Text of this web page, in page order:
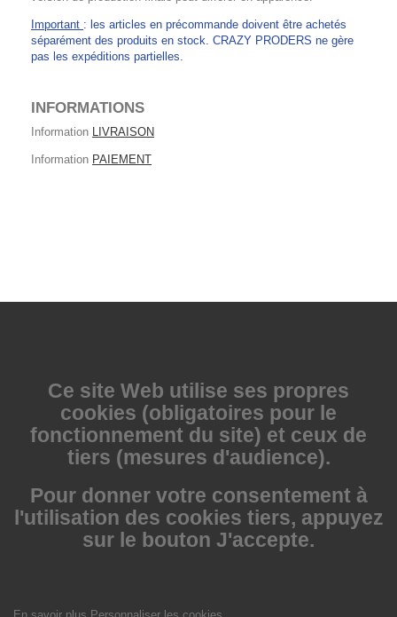
Important : les articles en précommande doivent être achetés
séparément des produits en stock. CRAZY PRODERS ne gère
pas les expéditions partielles.
INFORMATIONS
Information LIVRAISON
Information PAIEMENT
Ce site Web utilise ses propres
cookies (obligatoires pour le
fonctionnement du site) et ceux de
tiers (mesures d'audience).
Pour donner votre consentement à
l'utilisation des cookies tiers, appuyez
sur le bouton J'accepte.